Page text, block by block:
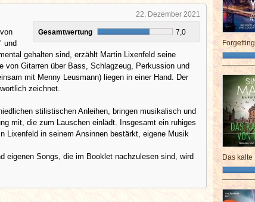
22. Dezember 2021
Gesamtwertung 7,0
und
gehalten sind, erzählt Martin Lixenfeld seine
von Gitarren über Bass, Schlagzeug, Perkussion und
mit Menny Leusmann) liegen in einer Hand. Der
zeichnet.
stilistischen Anleihen, bringen musikalisch und
mit, die zum Lauschen einlädt. Insgesamt ein ruhiges
Lixenfeld in seinem Ansinnen bestärkt, eigene Musik
eigenen Songs, die im Booklet nachzulesen sind, wird
Das kalte